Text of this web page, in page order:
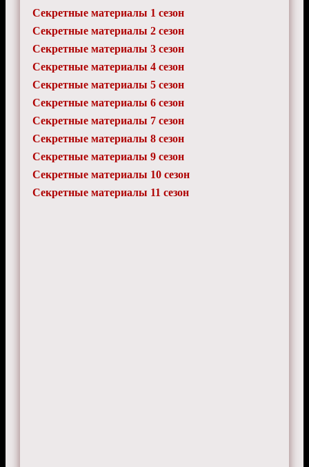
Секретные материалы 1 сезон
Секретные материалы 2 сезон
Секретные материалы 3 сезон
Секретные материалы 4 сезон
Секретные материалы 5 сезон
Секретные материалы 6 сезон
Секретные материалы 7 сезон
Секретные материалы 8 сезон
Секретные материалы 9 сезон
Секретные материалы 10 сезон
Секретные материалы 11 сезон